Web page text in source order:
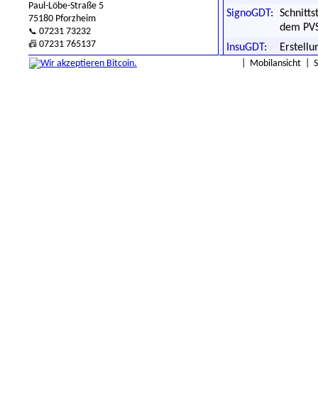
Paul-Löbe-Straße 5
75180 Pforzheim
📞 07231 73232
📠 07231 765137
SignoGDT:
dem
InsuGDT:
Mobilansicht